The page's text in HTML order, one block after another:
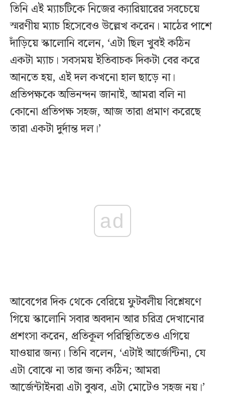
তিনি এই ম্যাচটিকে নিজের ক্যারিয়ারের সবচেয়ে
স্মরণীয় ম্যাচ হিসেবেও উল্লেখ করেন। মাঠের পাশে
দাঁড়িয়ে স্কালোনি বলেন, ‘এটা ছিল খুবই কঠিন
একটা ম্যাচ। সবসময় ইতিবাচক দিকটা বের করে
আনতে হয়, এই দল কখনো হাল ছাড়ে না।
প্রতিপক্ষকে অভিনন্দন জানাই, আমরা বলি না
কোনো প্রতিপক্ষ সহজ, আজ তারা প্রমাণ করেছে
তারা একটা দুর্দান্ত দল।’
ad
আবেগের দিক থেকে বেরিয়ে ফুটবলীয় বিশ্লেষণে
গিয়ে স্কালোনি সবার অবদান আর চরিত্র দেখানোর
প্রশংসা করেন, প্রতিকূল পরিস্থিতিতেও এগিয়ে
যাওয়ার জন্য। তিনি বলেন, ‘এটাই আর্জেন্টিনা, যে
এটা বোঝে না তার জন্য কঠিন; আমরা
আর্জেন্টাইনরা এটা বুঝব, এটা মোটেও সহজ নয়।’